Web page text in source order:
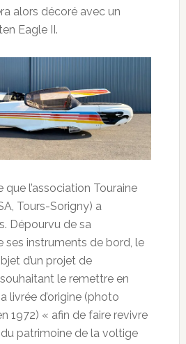
alors décoré avec un
Eagle II.
que l’association Touraine
Tours-Sorigny) a
Dépourvu de sa
ses instruments de bord, le
d’un projet de
le remettre en
livrée d’origine (photo
1972) « afin de faire revivre
patrimoine de la voltige